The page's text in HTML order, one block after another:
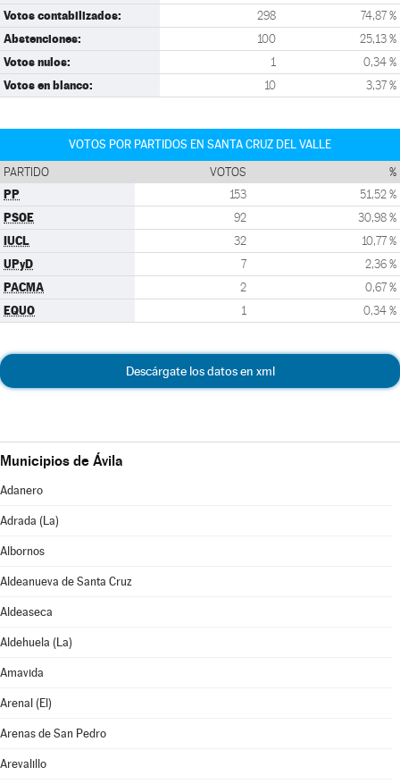
Votos contabilizados: 298 74,87 %
Abstenciones: 100 25,13 %
Votos nulos: 1 0,34 %
Votos en blanco: 10 3,37 %
VOTOS POR PARTIDOS EN SANTA CRUZ DEL VALLE
PARTIDO VOTOS %
PP 153 51,52 %
PSOE 92 30,98 %
IUCL 32 10,77 %
UPyD 7 2,36 %
PACMA 2 0,67 %
EQUO 1 0,34 %
Descárgate los datos en xml
Municipios de Ávila
Adanero
Adrada (La)
Albornos
Aldeanueva de Santa Cruz
Aldeaseca
Aldehuela (La)
Amavida
Arenal (El)
Arenas de San Pedro
Arevalillo